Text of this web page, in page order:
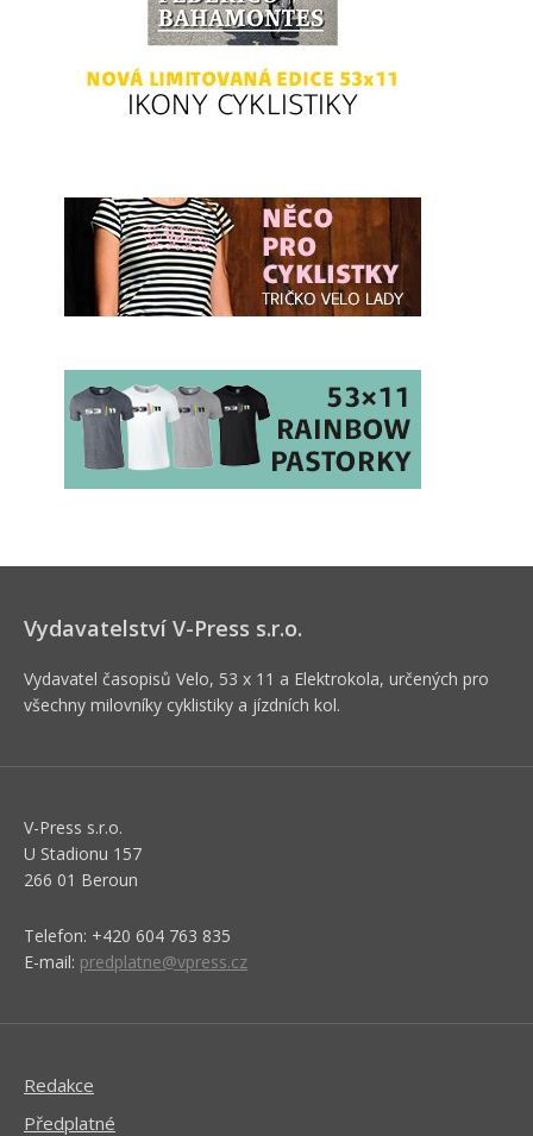
Vydavatelství V-Press s.r.o.
Vydavatel časopisů Velo, 53 x 11 a Elektrokola, určených pro
všechny milovníky cyklistiky a jízdních kol.
V-Press s.r.o.
U Stadionu 157
266 01 Beroun
Telefon: +420 604 763 835
E-mail: predplatne@vpress.cz
Redakce
Předplatné